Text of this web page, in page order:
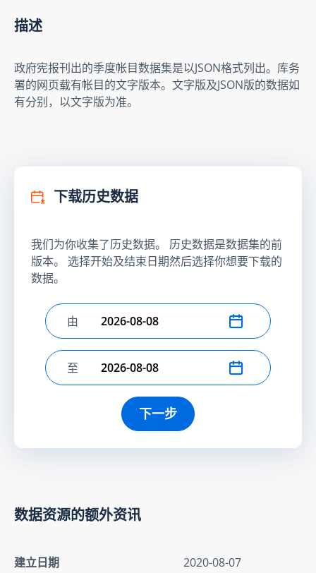
描述
政府宪报刊出的季度帐目数据集是以JSON格式列出。库务
署的网页载有帐目的文字版本。文字版及JSON版的数据如
有分别，以文字版为准。
下载历史数据
我们为你收集了历史数据。 历史数据是数据集的前
版本。 选择开始及结束日期然后选择你想要下载的
数据。
选择开始日期
由
选择结束日期
至
下一步
数据资源的额外资讯
建立日期
2020-08-07